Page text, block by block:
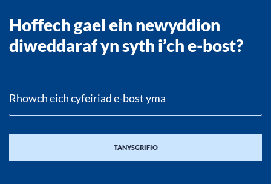
Hoffech gael ein newyddion
diweddaraf yn syth i’ch e-bost?